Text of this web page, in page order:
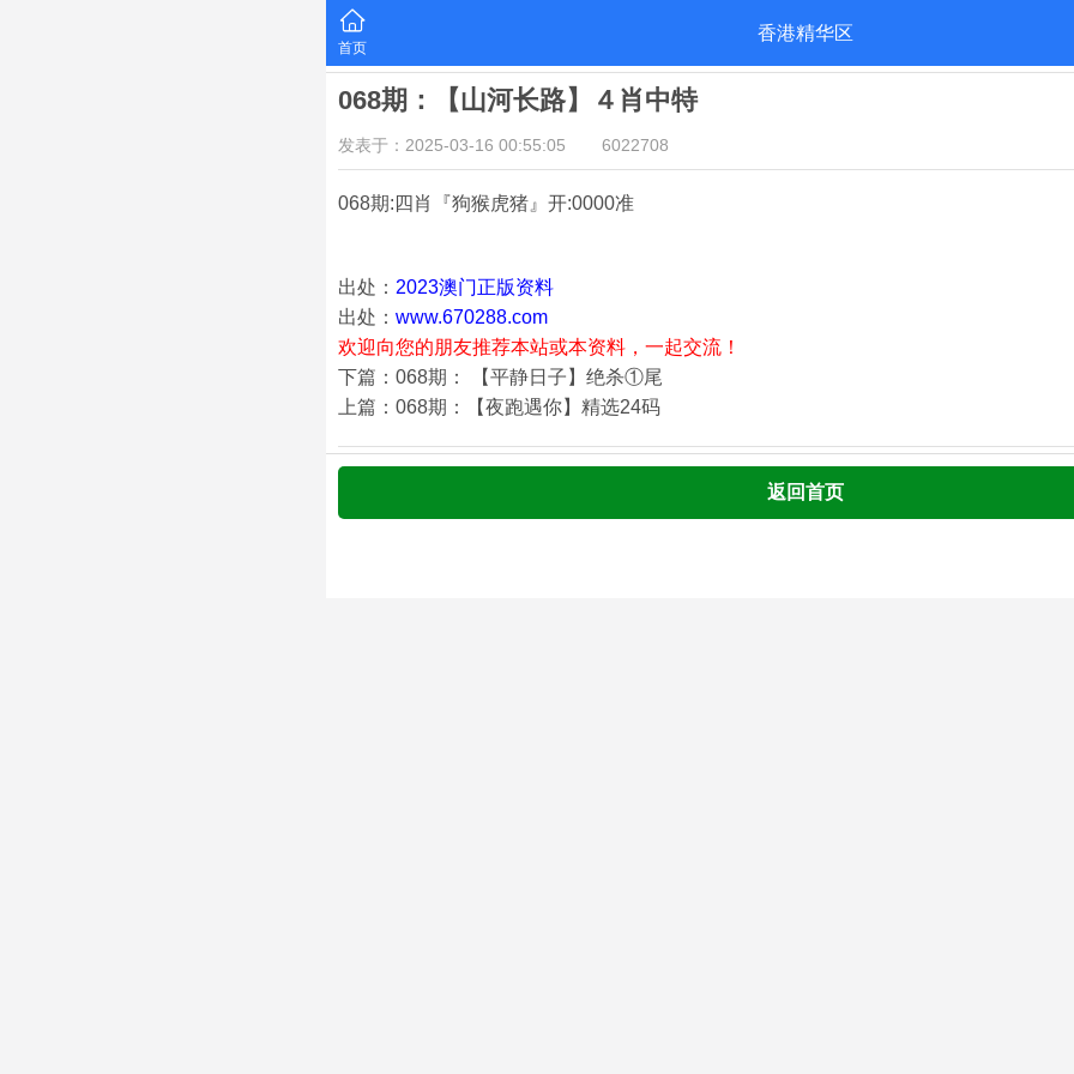
首页
香港精华区
068期：【山河长路】４肖中特
发表于：2025-03-16 00:55:05 6022708
068期:四肖『狗猴虎猪 』开:0000准
出处： 2023澳门正版资料
出处： www.670288.com
欢迎向您的朋友推荐本站或本资料，一起交流！
下篇：068期： 【平静日子】绝杀①尾
上篇：068期：【夜跑遇你】精选24码
返回首页